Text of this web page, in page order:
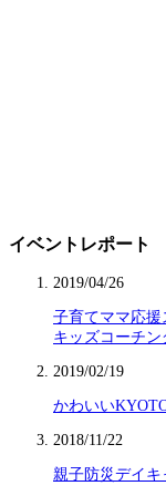
イベントレポート
2019/04/26
子育てママ応
キッズコーチ
2019/02/19
かわいい
2018/11/22
親子防災デイ